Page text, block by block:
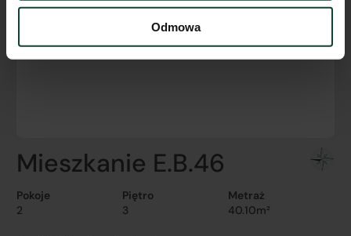
Odmowa
Mieszkanie E.B.46
Pokoje
2
Piętro
3
Metraż
40.10m²